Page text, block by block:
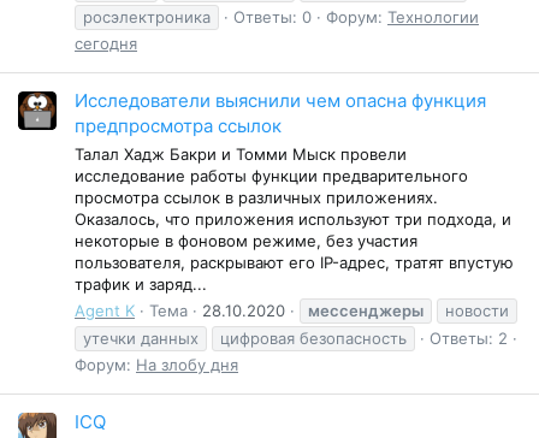
росэлектроника
Ответы: 0 Форум: Технологии
сегодня
Исследователи выяснили чем опасна функция
предпросмотра ссылок
Талал Хадж Бакри и Томми Мыск провели
исследование работы функции предварительного
просмотра ссылок в различных приложениях.
Оказалось, что приложения используют три подхода, и
некоторые в фоновом режиме, без участия
пользователя, раскрывают его IP-адрес, тратят впустую
трафик и заряд...
Agent K
Тема 28.10.2020 мессенджеры
новости
утечки данных
цифровая безопасность
Ответы: 2
Форум: На злобу дня
ICQ